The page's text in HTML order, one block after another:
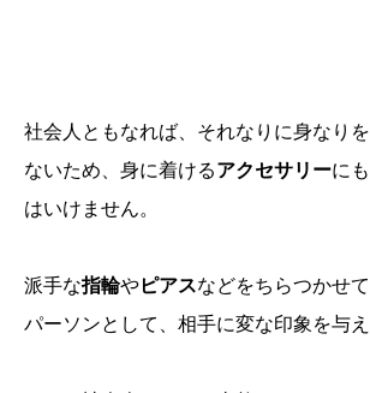
社会人ともなれば、それなりに身なり
ないため、身に着けるアクセサリーに
はいけません。
派手な指輪やピアスなどをちらつかせ
パーソンとして、相手に変な印象を与え